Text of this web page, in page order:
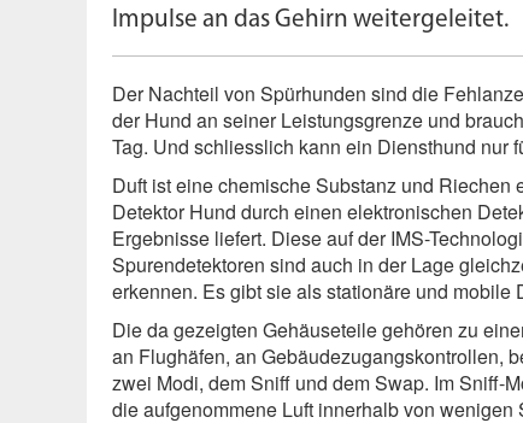
Impulse an das Gehirn weitergeleitet.
Der Nachteil von Spürhunden sind die
der Hund an seiner Leistungsgrenze und
Tag. Und schliesslich kann ein Diensthund nur
Duft ist eine chemische Substanz und
Detektor Hund durch einen elektronischen
Ergebnisse liefert. Diese auf der IMS-
Spurendetektoren sind auch in der Lage
erkennen. Es gibt sie als stationäre und mobile
Die da gezeigten Gehäuseteile gehören zu
an Flughäfen, an Gebäudezugangskontrollen,
zwei Modi, dem Sniff und dem Swap. Im Sniff-
die aufgenommene Luft innerhalb von